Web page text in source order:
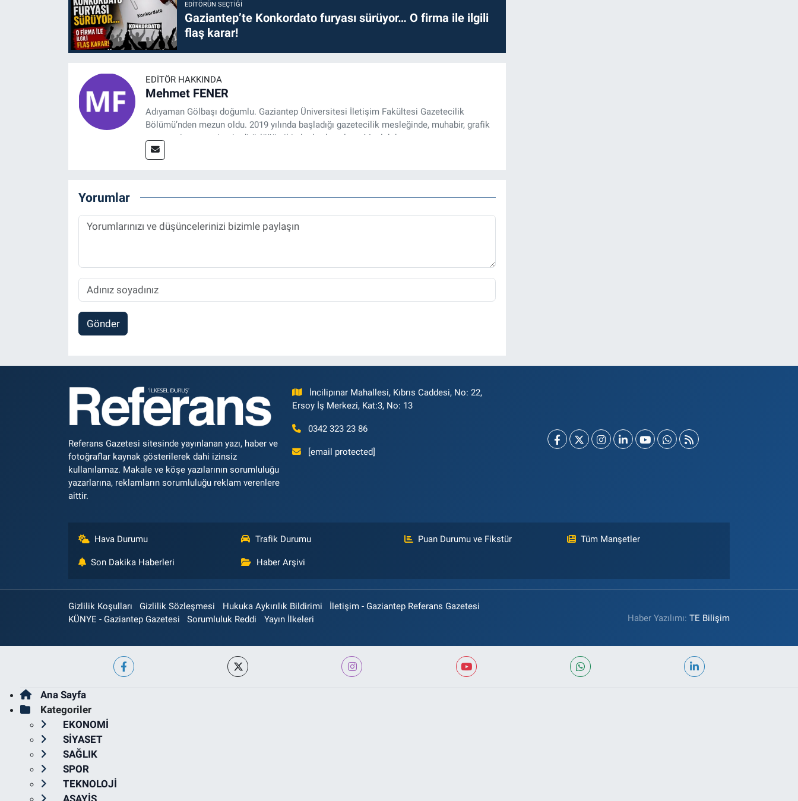
EDITÖRÜN SEÇTIĞI
Gaziantep’te Konkordato furyası sürüyor… O firma ile ilgili
flaş karar!
EDITÖR HAKKINDA
Mehmet FENER
Adıyaman Gölbaşı doğumlu. Gaziantep Üniversitesi İletişim Fakültesi Gazetecilik
Bölümü’nden mezun oldu. 2019 yılında başladığı gazetecilik mesleğinde, muhabir, grafik
tasarım, internet sitesi editörlüğü gibi alanlarda çalıştı. Meslek hayatına
Referansgazetesi.com.tr’de yazı işleri müdürü ve “Güncel, Spor ve Teknolojiden Sorumlu
Yorumlar
Gönder
Referans Gazetesi sitesinde yayınlanan yazı, haber ve
fotoğraflar kaynak gösterilerek dahi izinsiz
kullanılamaz. Makale ve köşe yazılarının sorumluluğu
yazarlarına, reklamların sorumluluğu reklam verenlere
aittir.
İncilipınar Mahallesi, Kıbrıs Caddesi, No: 22,
Ersoy İş Merkezi, Kat:3, No: 13
0342 323 23 86
[email protected]
Hava Durumu Trafik Durumu Puan Durumu ve Fikstür Tüm Manşetler
Son Dakika Haberleri Haber Arşivi
Gizlilik Koşulları Gizlilik Sözleşmesi Hukuka Aykırılık Bildirimi
İletişim - Gaziantep Referans Gazetesi
KÜNYE - Gaziantep Gazetesi
Sorumluluk Reddi Yayın İlkeleri Haber Yazılımı:TE Bilişim
Ana Sayfa
Kategoriler
EKONOMİ
SİYASET
SAĞLIK
SPOR
TEKNOLOJİ